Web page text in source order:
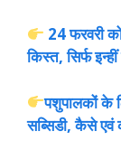
24 फरवरी
किस्त, सिर्फ
पशुपालकों के
सब्सिडी, कैसे एवं